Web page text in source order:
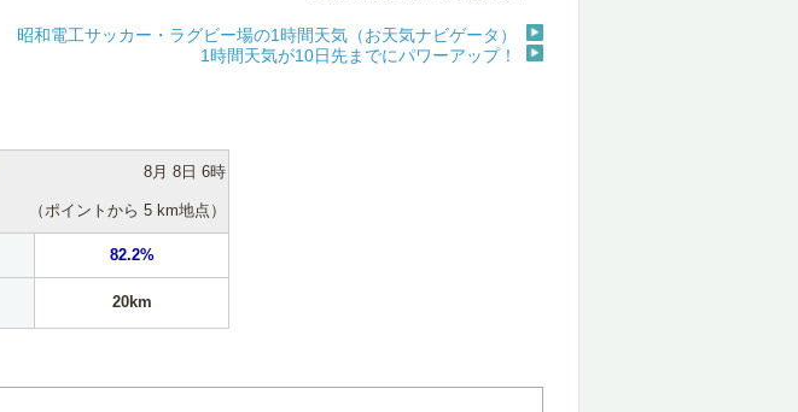
昭和電工サッカー・ラグビー場の1時間天気（お天気ナビゲータ）
1時間天気が10日先までにパワーアップ！
8月 8日 6時
（ポイントから 5 km地点）
82.2%
20km